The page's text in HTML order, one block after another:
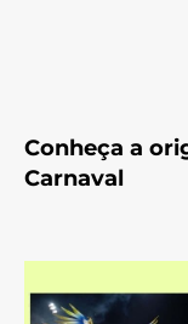
Conheça a
Carnaval